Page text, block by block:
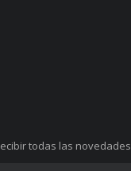
todas las novedades